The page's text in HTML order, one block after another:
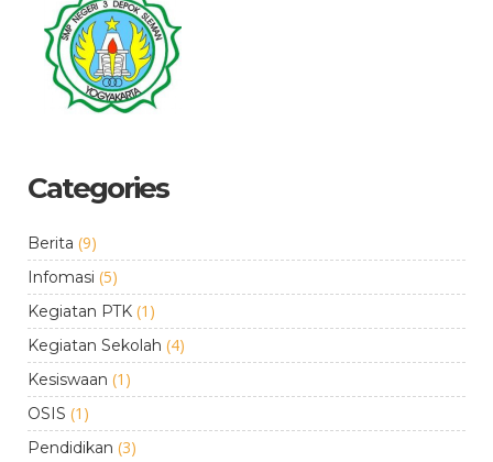
Categories
Berita (9)
Infomasi (5)
Kegiatan PTK (1)
Kegiatan Sekolah (4)
Kesiswaan (1)
OSIS (1)
Pendidikan (3)